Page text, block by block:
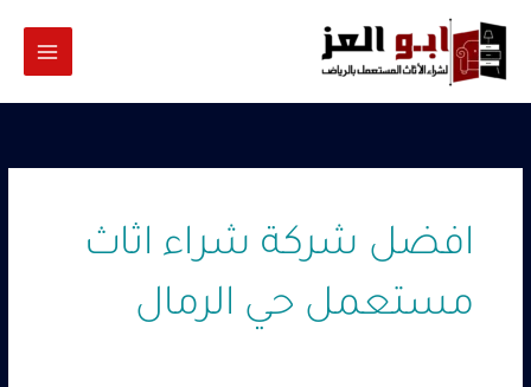
المحتوى
افضل شركة شراء اثاث
مستعمل حي الرمال